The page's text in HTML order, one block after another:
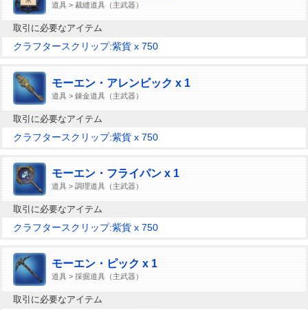
道具 > 裁縫道具（主武器）
取引に必要なアイテム
クラフタースクリップ:紫貨 x 750
モーエン・アレンビック x 1
道具 > 錬金道具（主武器）
取引に必要なアイテム
クラフタースクリップ:紫貨 x 750
モーエン・フライパン x 1
道具 > 調理道具（主武器）
取引に必要なアイテム
クラフタースクリップ:紫貨 x 750
モーエン・ピック x 1
道具 > 採掘道具（主武器）
取引に必要なアイテム